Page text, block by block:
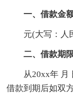
一、借款金
元(大写：人
二、借款期
从20xx年 月
借款到期后如双